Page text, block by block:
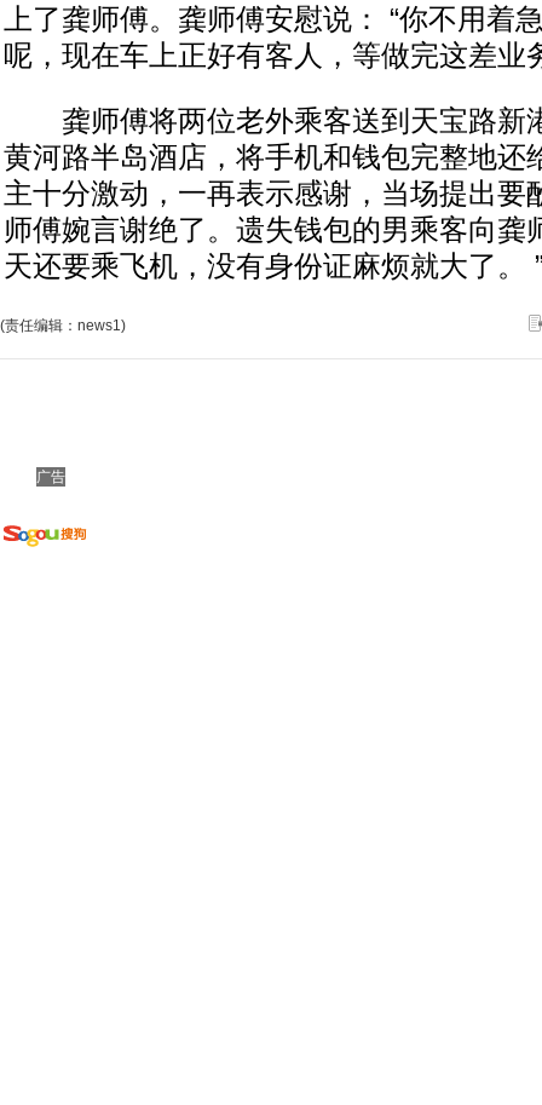
上了龚师傅。龚师傅安慰说： “你不用着
呢，现在车上正好有客人，等做完这差业
龚师傅将两位老外乘客送到天宝路新
黄河路半岛酒店，将手机和钱包完整地还
主十分激动，一再表示感谢，当场提出要
师傅婉言谢绝了。遗失钱包的男乘客向龚
天还要乘飞机，没有身份证麻烦就大了。
(责任编辑：news1)
广告